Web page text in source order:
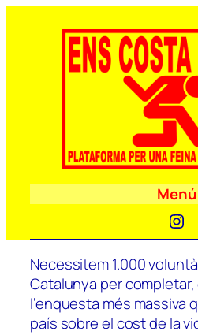
Menú
Necessitem 1.000
Catalunya per completar,
l’enquesta més massiva
país sobre el cost de la